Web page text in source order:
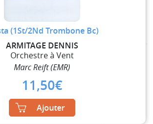
(1St/2Nd Trombone Bc)
ARMITAGE DENNIS
Orchestre à Vent
Marc Reift (EMR)
11,50€
Ajouter